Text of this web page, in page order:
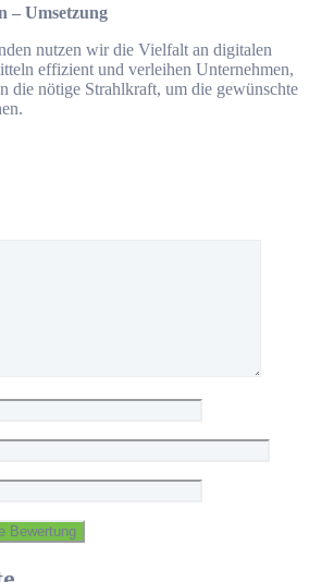
– Umsetzung
nutzen wir die Vielfalt an digitalen
effizient und verleihen Unternehmen,
die nötige Strahlkraft, um die gewünschte